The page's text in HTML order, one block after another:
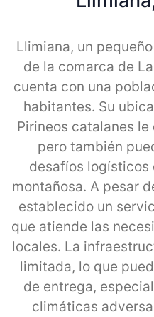
Llimiana, un
de la comarca de
cuenta con una
habitantes. Su
Pirineos catalanes
pero también
desafíos logísticos
montañosa. A pesar
establecido un
que atiende las
locales. La
limitada, lo que
de entrega,
climáticas